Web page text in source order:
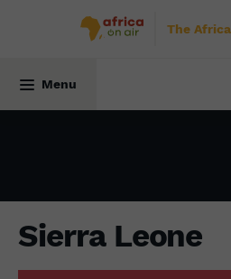
The
Menu
Sierra Leone